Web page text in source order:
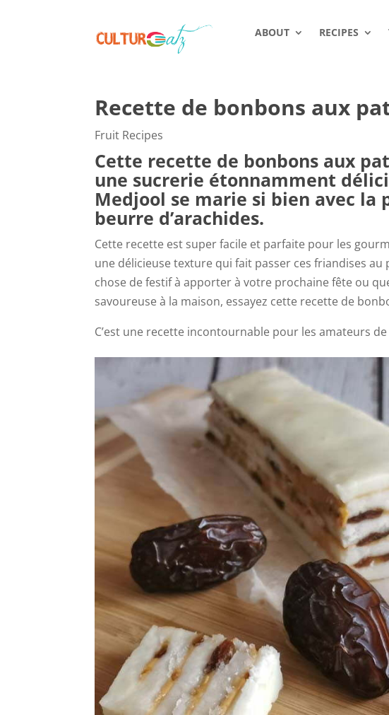
ABOUT RECIPES
Recette de bonbons aux
Fruit Recipes
Cette recette de bonbons aux
une sucrerie étonnamment
Medjool se marie si bien avec la
beurre d’arachides.
Cette recette est super facile et parfaite pour les
une délicieuse texture qui fait passer ces friandises
chose de festif à apporter à votre prochaine fête ou
savoureuse à la maison, essayez cette recette de
C’est une recette incontournable pour les amateurs